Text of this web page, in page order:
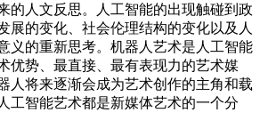
的人文反思。人工智能的出现触碰到政
展的变化、社会伦理结构的变化以及人
义的重新思考。机器人艺术是人工智能
优势、最直接、最有表现力的艺术媒
人将来逐渐会成为艺术创作的主角和载
工智能艺术都是新媒体艺术的一个分